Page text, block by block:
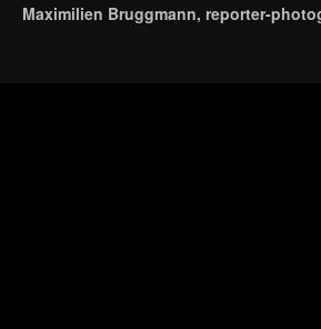
Maximilien Bruggmann, reporter-